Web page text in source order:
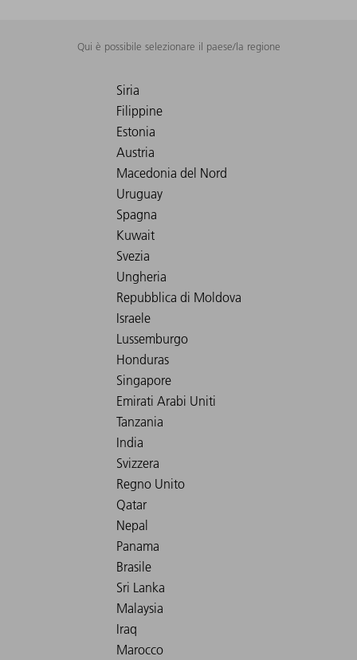
Qui è possibile selezionare il paese/la regione